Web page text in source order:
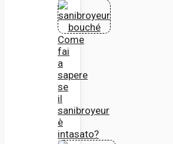
Come
fai
a
sapere
se
il
sanibroyeur
è
intasato?